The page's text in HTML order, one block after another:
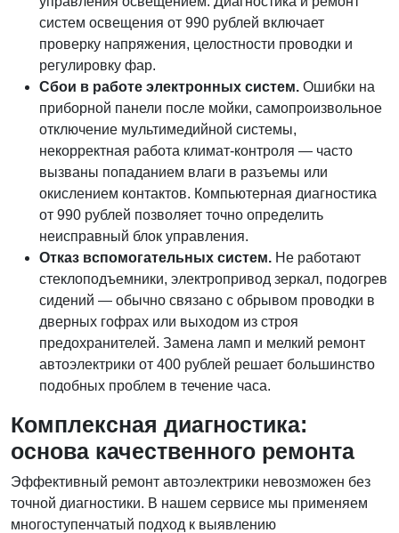
систем освещения от 990 рублей включает
проверку напряжения, целостности проводки и
регулировку фар.
Сбои в работе электронных систем. Ошибки на
приборной панели после мойки, самопроизвольное
отключение мультимедийной системы,
некорректная работа климат-контроля — часто
вызваны попаданием влаги в разъемы или
окислением контактов. Компьютерная диагностика
от 990 рублей позволяет точно определить
неисправный блок управления.
Отказ вспомогательных систем. Не работают
стеклоподъемники, электропривод зеркал, подогрев
сидений — обычно связано с обрывом проводки в
дверных гофрах или выходом из строя
предохранителей. Замена ламп и мелкий ремонт
автоэлектрики от 400 рублей решает большинство
подобных проблем в течение часа.
Комплексная диагностика:
основа качественного ремонта
Эффективный ремонт автоэлектрики невозможен без
точной диагностики. В нашем сервисе мы применяем
многоступенчатый подход к выявлению